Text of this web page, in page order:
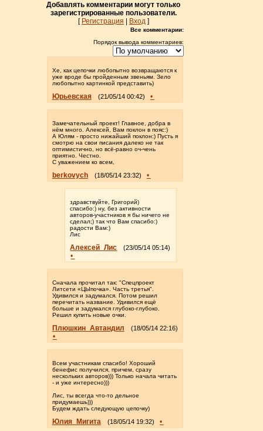
Добавлять комментарии могут только
зарегистрированные пользователи.
[ Регистрация Вход]
Все комментарии:
Порядок вывода комментариев:
Хе, как цепочки любопытно возвращаются к
уже вроде бы пройденным звеньям. Зело
любопытно картинкой представить)
Юрьевская (21/05/14 00:42) •
Замечательный проект! Главное, добра в
нём много. Алексей, Вам поклон в пояс:)
А Юлям - просто нижайший поклон:) Пусть я
смотрю на свои писания далеко не так
оптимистично, но всё-равно оч-чень
приятно. Честно.
С уважением ко всем,
berkovych (18/05/14 23:32) •
здравствуйте, Григорий)
спасибо:) ну, без активности
авторов-участников я бы ничего не
сделал;) так что Вам спасибо:)
радости Вам:)
Лис
Алексей_Лис (23/05/14 05:14)
•
Сначала прочитал так: "Спецпроект
Литсети «ЦЫпочка». Часть третья".
Удивился и задумался. Потом решил
перечитать название. Удивился ещё
больше и задумался глубоко-глубоко.
Решил купить новые очки.
Плюшкин_Автандил (18/05/14 22:16)
•
Всем участникам спасибо! Хороший
бенефис получился, причем, сразу
нескольких авторов))) Только начала читать
- и уже интересно)))
Лис, ты всегда что-то дельное
придумаешь)))
Будем ждать следующую цепочку)
Юлия_Мигита (18/05/14 19:32) •